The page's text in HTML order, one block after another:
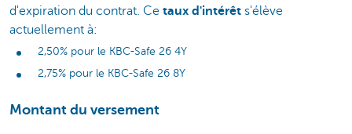
d'expiration du contrat. Ce taux d'intérêt s'élève
actuellement à:
2,50% pour le KBC-Safe 26 4Y
2,75% pour le KBC-Safe 26 8Y
Montant du versement